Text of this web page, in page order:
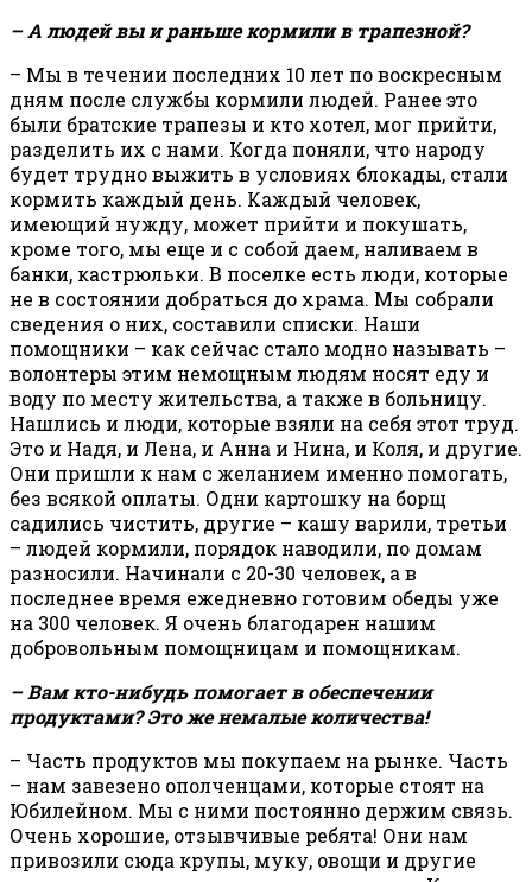
– А людей вы и раньше кормили в трапезной?
– Мы в течении последних 10 лет по воскресным
дням после службы кормили людей. Ранее это
были братские трапезы и кто хотел, мог прийти,
разделить их с нами. Когда поняли, что народу
будет трудно выжить в условиях блокады, стали
кормить каждый день. Каждый человек,
имеющий нужду, может прийти и покушать,
кроме того, мы еще и с собой даем, наливаем в
банки, кастрюльки. В поселке есть люди, которые
не в состоянии добраться до храма. Мы собрали
сведения о них, составили списки. Наши
помощники – как сейчас стало модно называть –
волонтеры этим немощным людям носят еду и
воду по месту жительства, а также в больницу.
Нашлись и люди, которые взяли на себя этот труд.
Это и Надя, и Лена, и Анна и Нина, и Коля, и другие.
Они пришли к нам с желанием именно помогать,
без всякой оплаты. Одни картошку на борщ
садились чистить, другие – кашу варили, третьи
– людей кормили, порядок наводили, по домам
разносили. Начинали с 20-30 человек, а в
последнее время ежедневно готовим обеды уже
на 300 человек. Я очень благодарен нашим
добровольным помощницам и помощникам.
– Вам кто-нибудь помогает в обеспечении
продуктами? Это же немалые количества!
– Часть продуктов мы покупаем на рынке. Часть
– нам завезено ополченцами, которые стоят на
Юбилейном. Мы с ними постоянно держим связь.
Очень хорошие, отзывчивые ребята! Они нам
привозили сюда крупы, муку, овощи и другие